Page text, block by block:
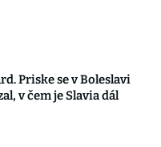
Priske se v Boleslavi
v čem je Slavia dál